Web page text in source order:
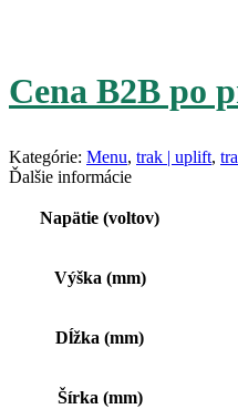
Cena B2B po
Kategórie: Menu, trak | uplift,
Ďalšie informácie
Napätie (voltov)
Výška (mm)
Dĺžka (mm)
Šírka (mm)